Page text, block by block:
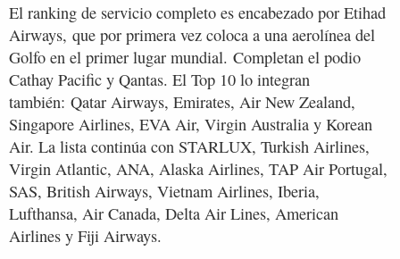
El ranking de servicio completo es encabezado por Etihad
Airways, que por primera vez coloca a una aerolínea del
Golfo en el primer lugar mundial. Completan el podio
Cathay Pacific y Qantas. El Top 10 lo integran
también: Qatar Airways, Emirates, Air New Zealand,
Singapore Airlines, EVA Air, Virgin Australia y Korean
Air. La lista continúa con STARLUX, Turkish Airlines,
Virgin Atlantic, ANA, Alaska Airlines, TAP Air Portugal,
SAS, British Airways, Vietnam Airlines, Iberia,
Lufthansa, Air Canada, Delta Air Lines, American
Airlines y Fiji Airways.